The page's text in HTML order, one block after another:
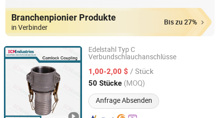
Branchenpionier Produkte
in Verbinder
Bis zu 27%
Edelstahl Typ C
Verbundschlauchanschlüsse
1,00-2,00 $ / Stück
50 Stücke (MOQ)
Anfrage Absenden
JINAN ICM INDUSTRIES VALVES & FITTINGS CO., LTD
Shandong, China Seit 2018